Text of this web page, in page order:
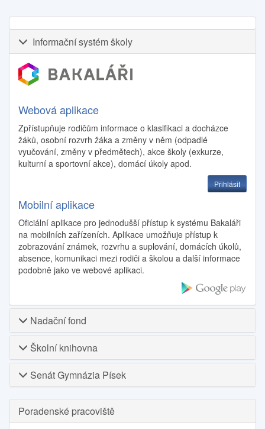
Informační systém školy
Webová aplikace
Zpřístupňuje rodičům informace o klasifikaci a docházce
žáků, osobní rozvrh žáka a změny v něm (odpadlé
vyučování, změny v předmětech), akce školy (exkurze,
kulturní a sportovní akce), domácí úkoly apod.
Přihlásit
Mobilní aplikace
Oficiální aplikace pro jednodušší přístup k systému Bakaláři
na mobilních zařízeních. Aplikace umožňuje přístup k
zobrazování známek, rozvrhu a suplování, domácích úkolů,
absence, komunikaci mezi rodiči a školou a další informace
podobně jako ve webové aplikaci.
Nadační fond
Školní knihovna
Senát Gymnázia Písek
Poradenské pracoviště